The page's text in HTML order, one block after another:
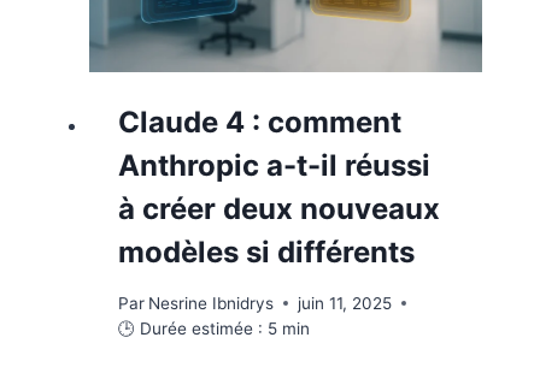
Claude 4 : comment
Anthropic a-t-il réussi
à créer deux nouveaux
modèles si différents
Par Nesrine Ibnidrys
juin 11, 2025
🕒 Durée estimée : 5 min